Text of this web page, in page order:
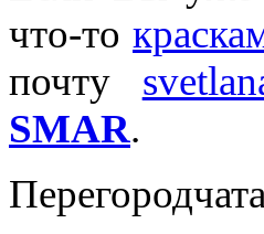
что-то
почту
SMAR.